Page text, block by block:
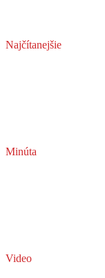
Najčítanejšie
Minúta
Video